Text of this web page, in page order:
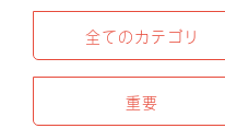
全てのカテゴリ
重要